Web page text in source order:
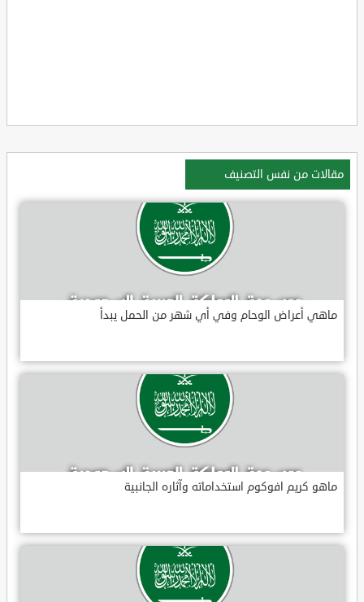
مقالات من نفس التصنيف
ماهي أعراض الوحام وفي أي شهر من الحمل يبدأ
ماهو كريم افوكوم استخداماته وآثاره الجانبية